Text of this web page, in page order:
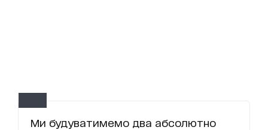
Ми будуватимемо два абсолютно